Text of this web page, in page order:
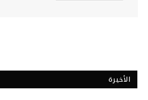
الأخيرة